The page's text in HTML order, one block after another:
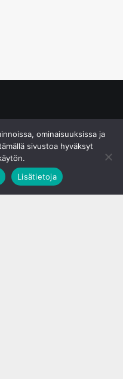
ominaisuuksissa ja
sivustoa hyväksyt
Lisätietoja